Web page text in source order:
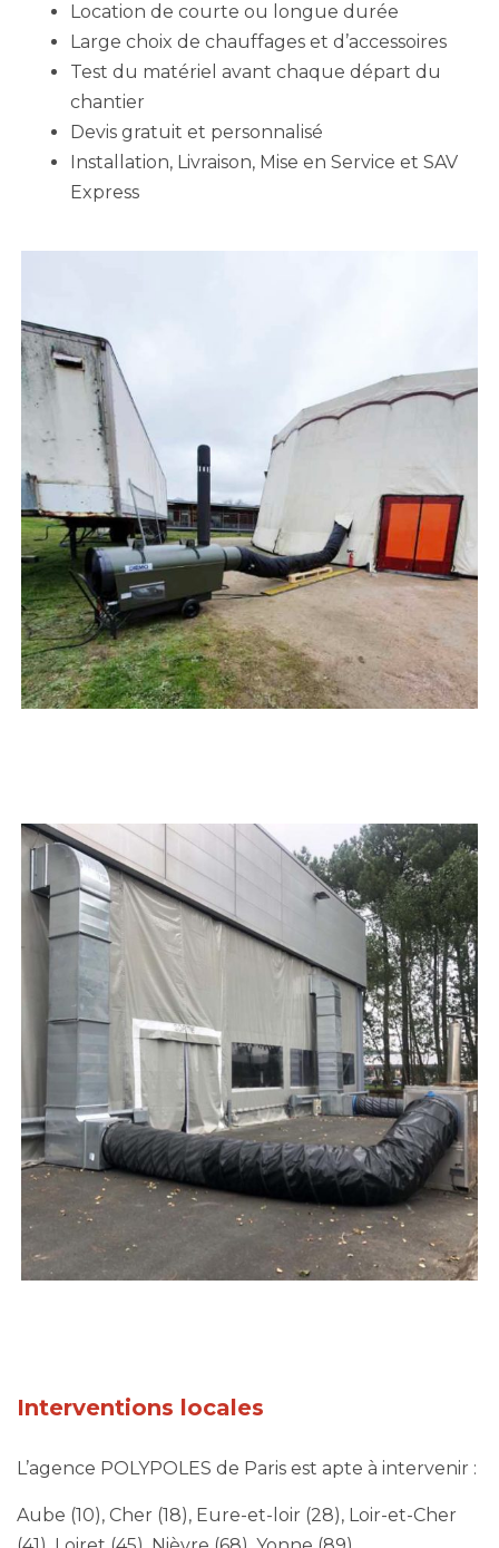
Location de courte ou longue durée
Large choix de chauffages et d’accessoires
Test du matériel avant chaque départ du
chantier
Devis gratuit et personnalisé
Installation, Livraison, Mise en Service et SAV
Express
Interventions locales
L’agence POLYPOLES de Paris est apte à intervenir :
Aube (10), Cher (18), Eure-et-loir (28), Loir-et-Cher